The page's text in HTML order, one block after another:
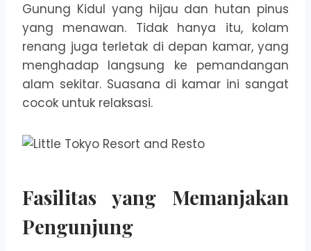
Gunung Kidul yang hijau dan hutan pinus
yang menawan. Tidak hanya itu, kolam
renang juga terletak di depan kamar, yang
menghadap langsung ke pemandangan
alam sekitar. Suasana di kamar ini sangat
cocok untuk relaksasi.
Fasilitas yang Memanjakan
Pengunjung